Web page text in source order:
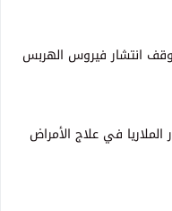
انتشار فيروس الهربس
الملاريا في علاج الأمراض